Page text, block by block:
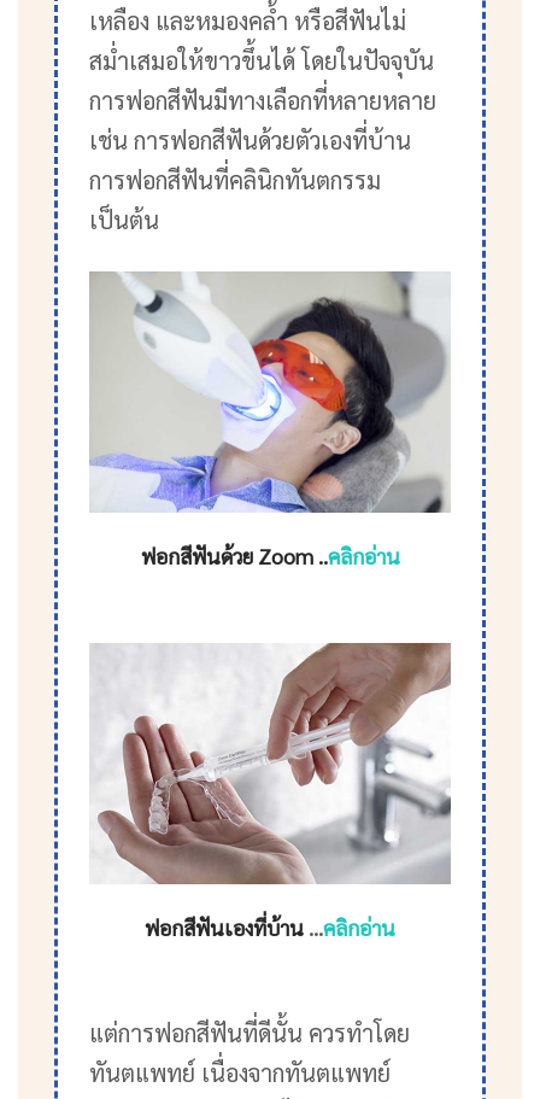
เหลือง และหมองคล้ำ หรือสีฟันไม่
สม่ำเสมอให้ขาวขึ้นได้ โดยในปัจจุบัน
การฟอกสีฟันมีทางเลือกที่หลายหลาย
เช่น การฟอกสีฟันด้วยตัวเองที่บ้าน
การฟอกสีฟันที่คลินิกทันตกรรม
เป็นต้น
ฟอกสีฟันด้วย Zoom ..คลิกอ่าน
ฟอกสีฟันเองที่บ้าน …คลิกอ่าน
แต่การฟอกสีฟันที่ดีนั้น ควรทำโดย
ทันตแพทย์ เนื่องจากทันตแพทย์